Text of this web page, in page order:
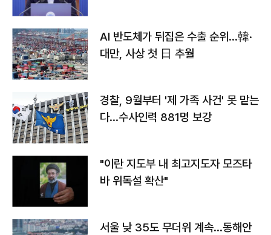
AI 반도체가 뒤집은 수출 순위…韓·
대만, 사상 첫 日 추월
경찰, 9월부터 '제 가족 사건' 못 맡는
다…수사인력 881명 보강
"이란 지도부 내 최고지도자 모즈타
바 위독설 확산"
서울 낮 35도 무더위 계속…동해안